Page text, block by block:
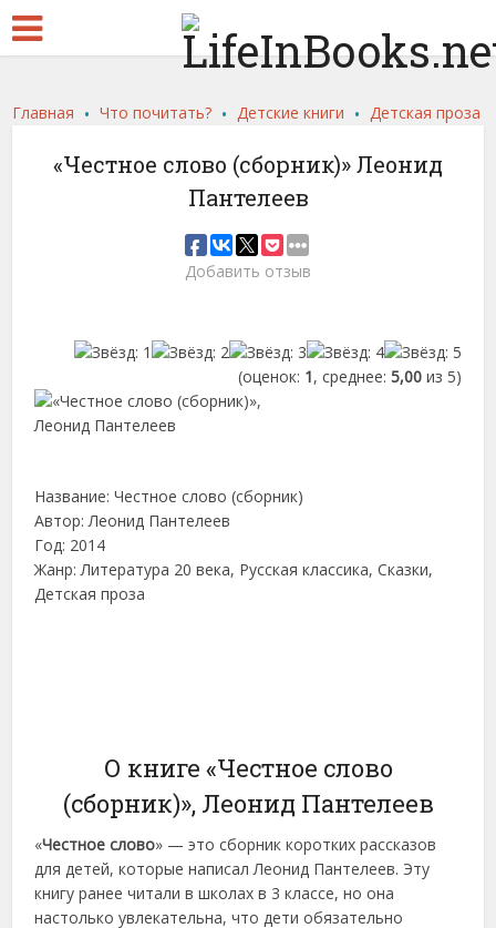
Главная .Что почитать? . Детские книги . Детская проза
«Честное слово (сборник)» Леонид
Пантелеев
Добавить отзыв
(оценок: 1, среднее: 5,00из 5)
Название: Честное слово (сборник)
Автор: Леонид Пантелеев
Год: 2014
Жанр: Литература 20 века, Русская классика, Сказки,
Детская проза
О книге «Честное слово
(сборник)», Леонид Пантелеев
«Честное слово» — это сборник коротких рассказов
для детей, которые написал Леонид Пантелеев. Эту
книгу ранее читали в школах в 3 классе, но она
настолько увлекательна, что дети обязательно